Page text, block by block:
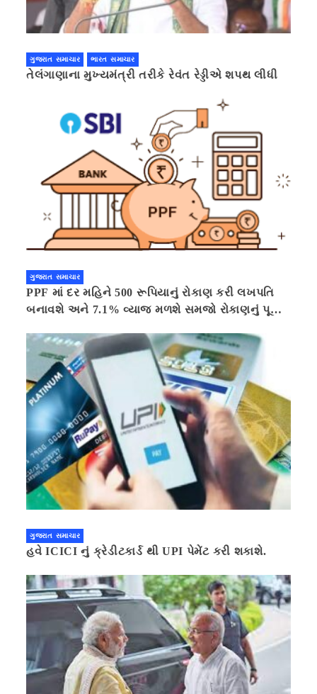
ગુજરાત સમાચાર ભારત સમાચાર
તેલંગાણાના મુખ્યમંત્રી તરીકે રેવંત રેડ્ડીએ શપથ લીધી
ગુજરાત સમાચાર
PPF માં દર મહિને 500 રૂપિયાનું રોકાણ કરી લખપતિ
બનાવશે અને 7.1% વ્યાજ મળશે સમજો રોકાણનું પૂરું
ગુજરાત સમાચાર
હવે ICICI નું ક્રેડીટકાર્ડ થી UPI પેમેંટ કરી શકાશે.